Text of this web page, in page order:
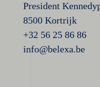
President
8500 Kortrijk
+32 56 25 86 86
info@belexa.be